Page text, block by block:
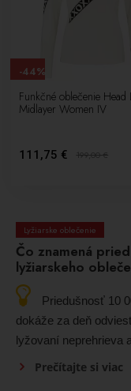
Funkčné oblečenie Head
Midlayer Women IV
111,75 € 199,00€
-44%
Lyžiarske oblečenie
Čo znamená
lyžiarskeho
Priedušnosť 10
dokáže za deň
lyžovaní neprehrieva
Prečítajte si viac